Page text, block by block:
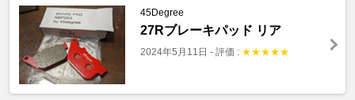
45Degree
27Rブレーキパッド リア
2024年5月11日 - 評価 : ★★★★★